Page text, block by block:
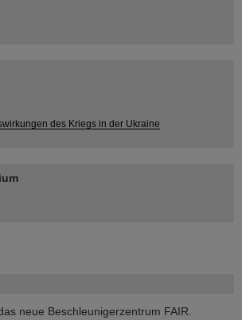
neue Beschleunigerzentrum FAIR.
des Kriegs in der Ukraine